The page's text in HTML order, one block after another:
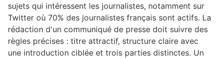
sujets qui intéressent les journalistes, notamment sur
Twitter où 70% des journalistes français sont actifs. La
rédaction d'un communiqué de presse doit suivre des
règles précises : titre attractif, structure claire avec
une introduction ciblée et trois parties distinctes. Un